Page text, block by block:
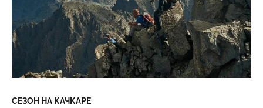
СЕЗОН НА КАЧКАРЕ